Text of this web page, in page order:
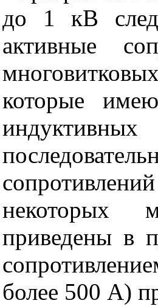
до 1 кВ
активные
которые
некоторых
приведены в
более 500 А)